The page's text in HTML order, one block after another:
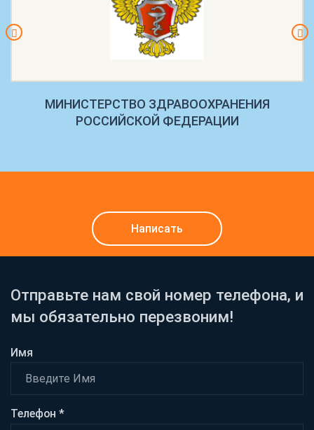
МИНИСТЕРСТВО ЗДРАВООХРАНЕНИЯ
РОССИЙСКОЙ ФЕДЕРАЦИИ
Написать
Отправьте нам свой номер телефона, и
мы обязательно перезвоним!
Имя
Телефон *